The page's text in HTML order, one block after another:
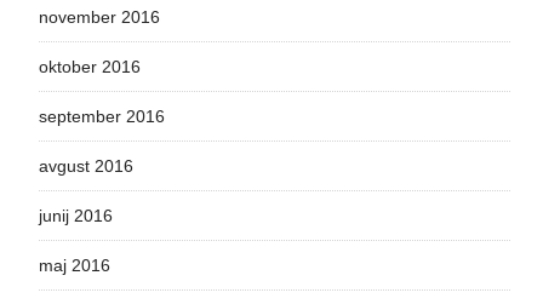
november 2016
oktober 2016
september 2016
avgust 2016
junij 2016
maj 2016